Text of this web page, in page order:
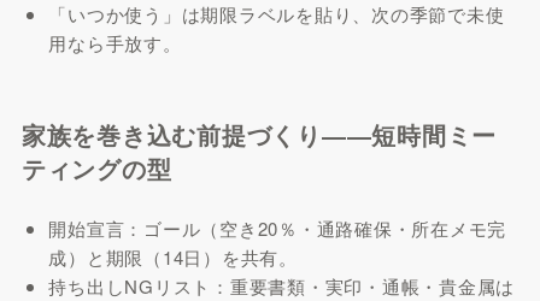
「いつか使う」は期限ラベルを貼り、次の季節で未使
用なら手放す。
家族を巻き込む前提づくり――短時間ミー
ティングの型
開始宣言：ゴール（空き20％・通路確保・所在メモ完
成）と期限（14日）を共有。
持ち出しNGリスト：重要書類・実印・通帳・貴金属は